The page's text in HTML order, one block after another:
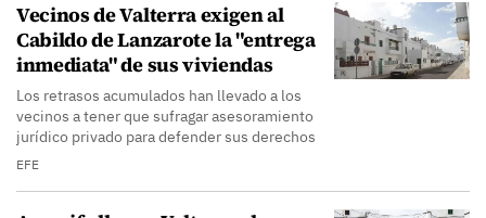
Vecinos de Valterra exigen al
Cabildo de Lanzarote la "entrega
inmediata" de sus viviendas
Los retrasos acumulados han llevado a los
vecinos a tener que sufragar asesoramiento
jurídico privado para defender sus derechos
EFE